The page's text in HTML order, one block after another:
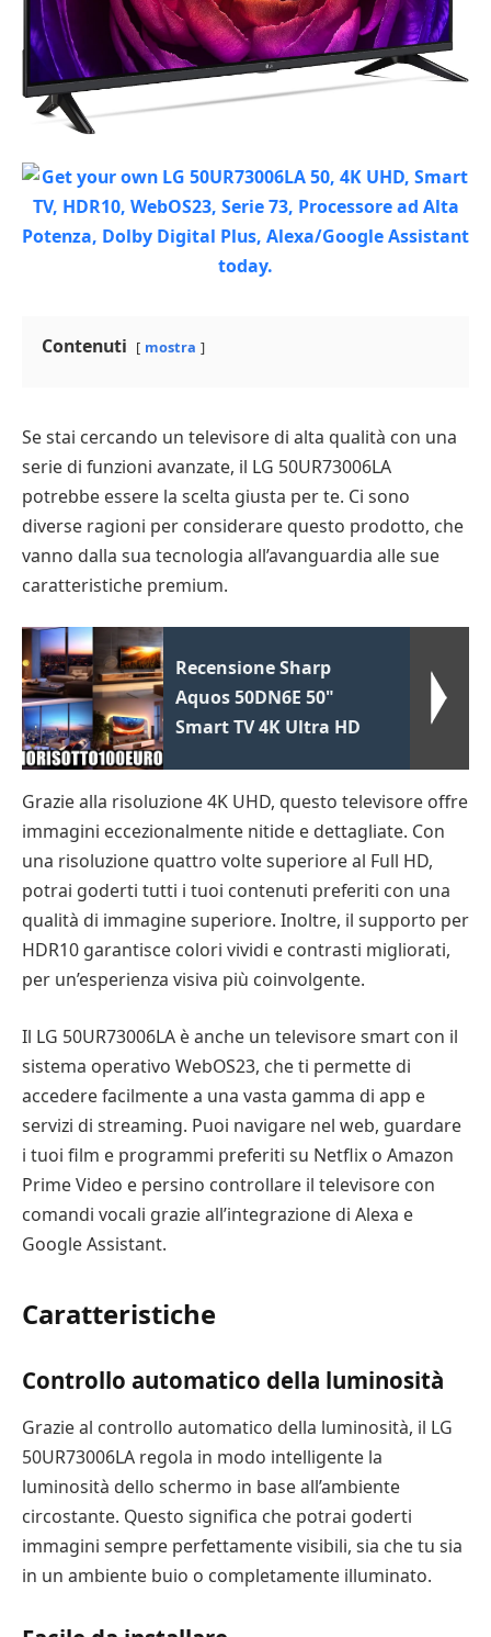
Contenuti mostra
Se stai cercando un televisore di alta qualità con una
serie di funzioni avanzate, il LG 50UR73006LA
potrebbe essere la scelta giusta per te. Ci sono
diverse ragioni per considerare questo prodotto, che
vanno dalla sua tecnologia all’avanguardia alle sue
caratteristiche premium.
Recensione Sharp
Aquos 50DN6E 50"
Smart TV 4K Ultra HD
Grazie alla risoluzione 4K UHD, questo televisore offre
immagini eccezionalmente nitide e dettagliate. Con
una risoluzione quattro volte superiore al Full HD,
potrai goderti tutti i tuoi contenuti preferiti con una
qualità di immagine superiore. Inoltre, il supporto per
HDR10 garantisce colori vividi e contrasti migliorati,
per un’esperienza visiva più coinvolgente.
Il LG 50UR73006LA è anche un televisore smart con il
sistema operativo WebOS23, che ti permette di
accedere facilmente a una vasta gamma di app e
servizi di streaming. Puoi navigare nel web, guardare
i tuoi film e programmi preferiti su Netflix o Amazon
Prime Video e persino controllare il televisore con
comandi vocali grazie all’integrazione di Alexa e
Google Assistant.
Caratteristiche
Controllo automatico della luminosità
Grazie al controllo automatico della luminosità, il LG
50UR73006LA regola in modo intelligente la
luminosità dello schermo in base all’ambiente
circostante. Questo significa che potrai goderti
immagini sempre perfettamente visibili, sia che tu sia
in un ambiente buio o completamente illuminato.